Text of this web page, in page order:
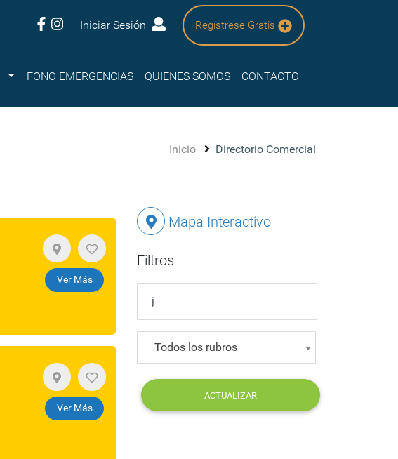
Iniciar Sesión Regístrese Gratis
Submenu
FONO EMERGENCIAS QUIENES SOMOS CONTACTO
Inicio Directorio Comercial
Mapa Interactivo
Filtros
Todos los rubros
ACTUALIZAR
Ver Más
Ver Más